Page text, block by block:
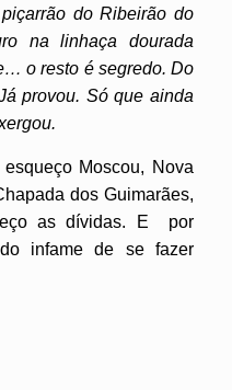
do Ribeirão do
na linhaça dourada
o resto é segredo. Do
provou. Só que ainda
Moscou, Nova
dos Guimarães,
as dívidas. E por
infame de se fazer